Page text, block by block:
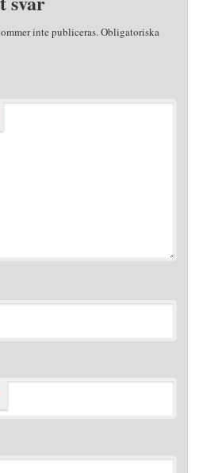
inte publiceras.Obligatoriska